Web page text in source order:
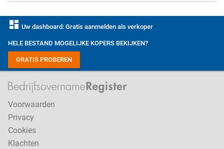
dashboard Uw dashboard: Gratis aanmelden als verkoper
HELE BESTAND MOGELIJKE KOPERS BEKIJKEN?
GRATIS PROBEREN
Voorwaarden
Privacy
Cookies
Klachten